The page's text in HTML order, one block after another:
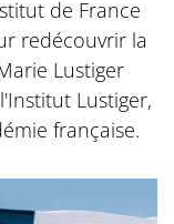
de France
redécouvrir la
Lustiger
Lustiger,
française.